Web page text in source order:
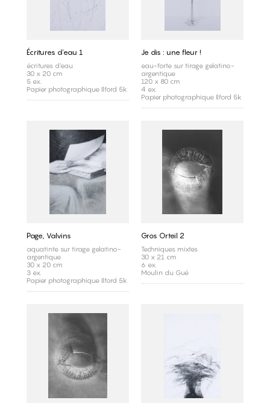
Écritures d'eau 1
écritures d'eau
30 x 20 cm
5 ex.
Papier photographique Ilford 5k
Je dis : une fleur !
eau-forte sur tirage gelatino-
argentique
120 x 80 cm
4 ex.
Papier photographique Ilford 5k
Page, Valvins
aquatinte sur tirage gelatino-
argentique
30 x 20 cm
3 ex.
Papier photographique Ilford 5k
Gros Orteil 2
Techniques mixtes
30 x 21 cm
6 ex.
Moulin du Gué